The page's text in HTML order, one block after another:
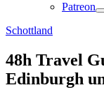
Patreon
Schottland
48h Travel
Edinburgh